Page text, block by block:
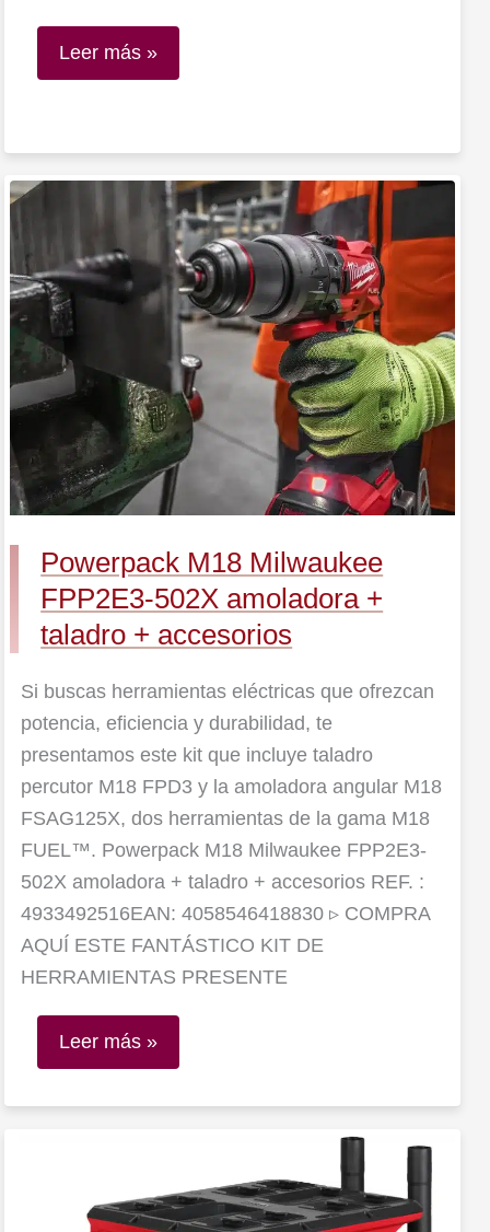
Leer más »
Powerpack M18 Milwaukee
FPP2E3-502X amoladora +
taladro + accesorios
Si buscas herramientas eléctricas que ofrezcan
potencia, eficiencia y durabilidad, te
presentamos este kit que incluye taladro
percutor M18 FPD3 y la amoladora angular M18
FSAG125X, dos herramientas de la gama M18
FUEL™. Powerpack M18 Milwaukee FPP2E3-
502X amoladora + taladro + accesorios REF. :
4933492516EAN: 4058546418830 ▹ COMPRA
AQUÍ ESTE FANTÁSTICO KIT DE
HERRAMIENTAS PRESENTE
Milwaukee
FPP2E3-
502X
amoladora
+
taladro
+
accesorios
Leer más »
profesional